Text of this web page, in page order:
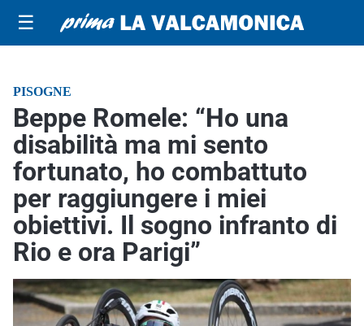
☰
PISOGNE
Beppe Romele: “Ho una
disabilità ma mi sento
fortunato, ho combattuto
per raggiungere i miei
obiettivi. Il sogno infranto di
Rio e ora Parigi”